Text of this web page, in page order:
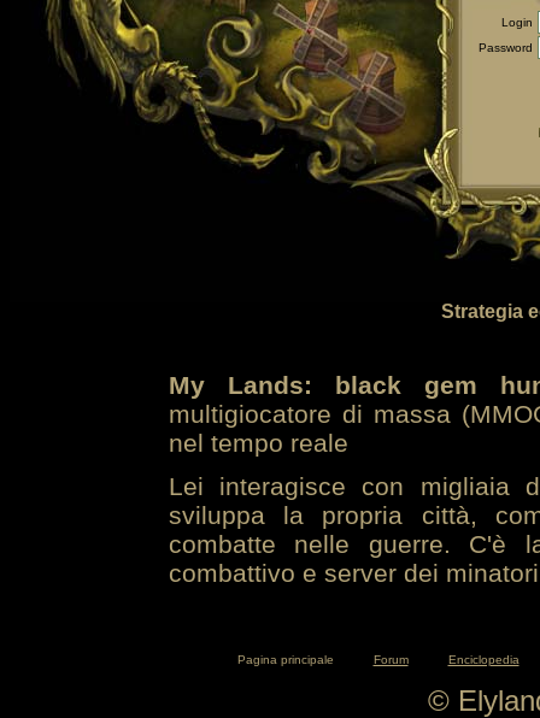
Login
Password
Strategia
My Lands: black gem
multigiocatore di massa
nel tempo reale
Lei interagisce con migliaia
sviluppa la propria città,
combatte nelle guerre. C'è
combattivo e server dei
Pagina principale Forum Enciclopedia
©